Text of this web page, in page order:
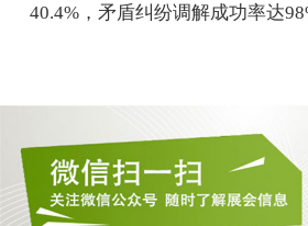
40.4%，矛盾纠纷调解成功率达